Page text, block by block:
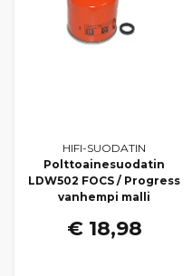
HIFI-SUODATIN
Polttoainesuodatin
LDW502 FOCS / Progress
vanhempi malli
€ 18,98